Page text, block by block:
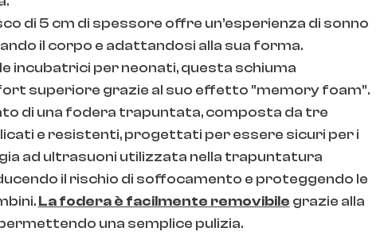
di 5 cm di spessore offre un’esperienza di sonno
il corpo e adattandosi alla sua forma.
incubatrici per neonati, questa schiuma
superiore grazie al suo effetto "memory foam".
di una fodera trapuntata, composta da tre
e resistenti, progettati per essere sicuri per i
ad ultrasuoni utilizzata nella trapuntatura
il rischio di soffocamento e proteggendo le
La fodera è facilmente removibile grazie alla
una semplice pulizia.